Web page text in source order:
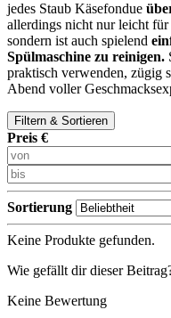
jedes Staub Käsefondue
allerdings nicht nur leicht
sondern ist auch spielend
Spülmaschine zu reinigen.
praktisch verwenden, zügig
Abend voller
Filtern & Sortieren
Preis €
Sortierung
Keine Produkte gefunden.
Wie gefällt dir dieser
Keine Bewertung